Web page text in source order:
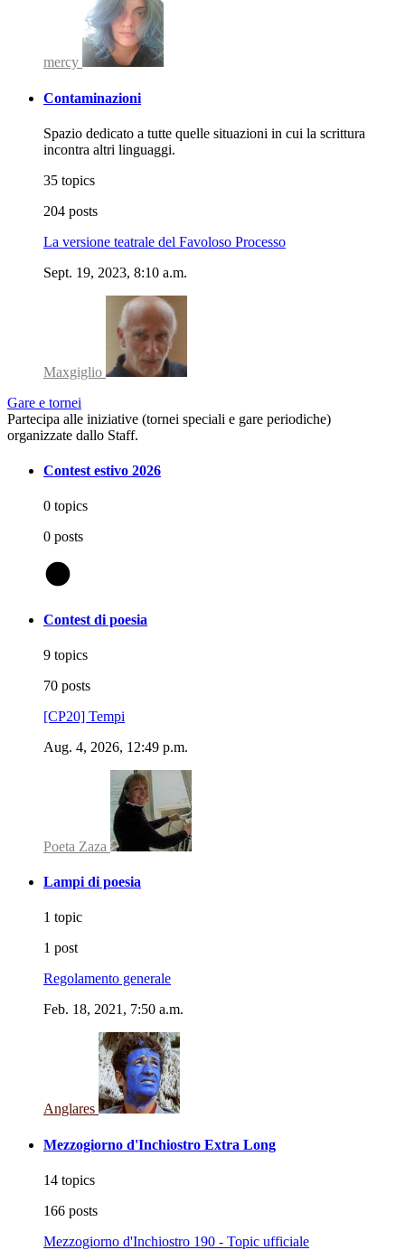
mercy
Contaminazioni
Spazio dedicato a tutte quelle situazioni in cui la scrittura
incontra altri linguaggi.
35 topics
204 posts
La versione teatrale del Favoloso Processo
Sept. 19, 2023, 8:10 a.m.
Maxgiglio
Gare e tornei
Partecipa alle iniziative (tornei speciali e gare periodiche)
organizzate dallo Staff.
Contest estivo 2026
0 topics
0 posts
Contest di poesia
9 topics
70 posts
[CP20] Tempi
Aug. 4, 2026, 12:49 p.m.
Poeta Zaza
Lampi di poesia
1 topic
1 post
Regolamento generale
Feb. 18, 2021, 7:50 a.m.
Anglares
Mezzogiorno d'Inchiostro Extra Long
14 topics
166 posts
Mezzogiorno d'Inchiostro 190 - Topic ufficiale